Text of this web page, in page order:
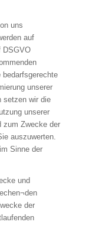
uns
auf
DSGVO
bedarfsgerechte
unserer
setzen wir die
unserer
zum Zwecke der
auszuwerten.
Sinne der
und
der